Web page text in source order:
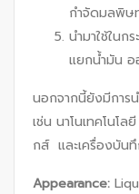
กำจัดมลพิษ
นำมาใช้ใน
แยกน้ำมัน อ
นอกจากนี้ยังมีการ
เช่น นาโนเทคโน
กส์ และเครื่องบัน
Appearance: